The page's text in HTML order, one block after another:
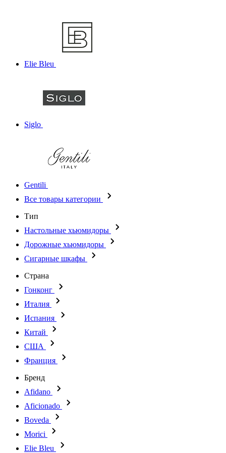
Elie Bleu
Siglo
Gentili
Все товары категории
Тип
Настольные хьюмидоры
Дорожные хьюмидоры
Сигарные шкафы
Страна
Гонконг
Италия
Испания
Китай
США
Франция
Бренд
Afidano
Aficionado
Boveda
Morici
Elie Bleu